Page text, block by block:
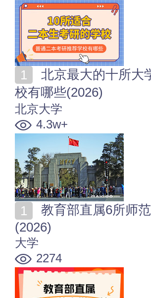
校有哪些(2026)
北京大学
4.3w+
(2026)
大学
2274